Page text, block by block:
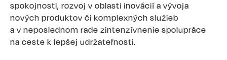
spokojnosti, rozvoj v oblasti inovácií a vývoja
nových produktov či komplexných služieb
a v neposlednom rade zintenzívnenie spolupráce
na ceste k lepšej udržateľnosti.